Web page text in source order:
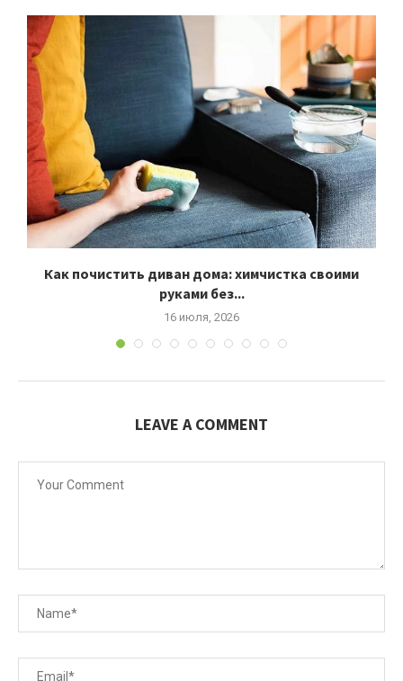
Как почистить диван дома: химчистка своими
руками без...
16 июля, 2026
LEAVE A COMMENT